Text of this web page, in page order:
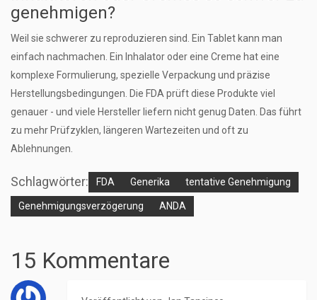
genehmigen?
Weil sie schwerer zu reproduzieren sind. Ein Tablet kann man
einfach nachmachen. Ein Inhalator oder eine Creme hat eine
komplexe Formulierung, spezielle Verpackung und präzise
Herstellungsbedingungen. Die FDA prüft diese Produkte viel
genauer - und viele Hersteller liefern nicht genug Daten. Das führt
zu mehr Prüfzyklen, längeren Wartezeiten und oft zu
Ablehnungen.
Schlagwörter: FDA Generika tentative Genehmigung
Genehmigungsverzögerung ANDA
15 Kommentare